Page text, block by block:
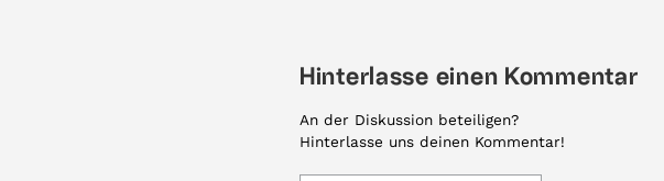
Hinterlasse einen Kommentar
An der Diskussion beteiligen?
Hinterlasse uns deinen Kommentar!